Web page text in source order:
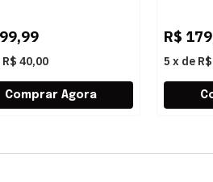
R$ 40,00
R$
5 x de